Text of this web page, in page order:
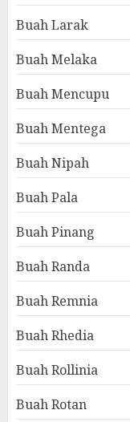
Buah Larak
Buah Melaka
Buah Mencupu
Buah Mentega
Buah Nipah
Buah Pala
Buah Pinang
Buah Randa
Buah Remnia
Buah Rhedia
Buah Rollinia
Buah Rotan